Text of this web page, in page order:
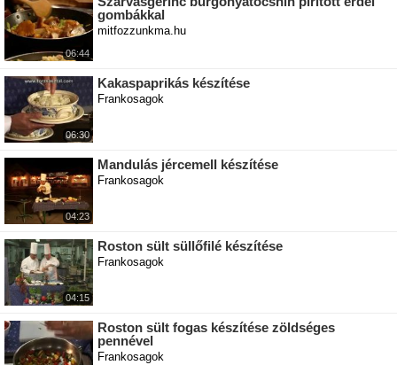
06:44
gombákkal
mitfozzunkma.hu
06:30
Kakaspaprikás készítése
Frankosagok
04:23
Mandulás jércemell készítése
Frankosagok
04:15
Roston sült süllőfilé készítése
Frankosagok
Roston sült fogas készítése zöldséges
pennével
Frankosagok